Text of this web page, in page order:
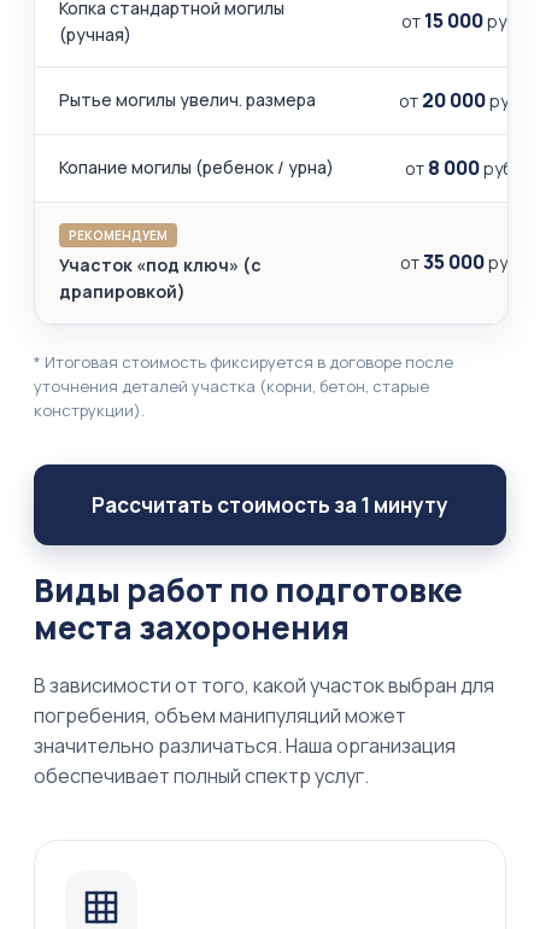
Копка стандартной могилы
(ручная)
от 15 000руб.
Рытье могилы увелич. размера от 20 000руб.
Копание могилы (ребенок / урна) от 8 000руб.
РЕКОМЕНДУЕМ
Участок «под ключ» (с
драпировкой)
от35 000руб.
* Итоговая стоимость фиксируется в договоре после
уточнения деталей участка (корни, бетон, старые
конструкции).
Рассчитать стоимость за 1 минуту
Виды работ по подготовке
места захоронения
В зависимости от того, какой участок выбран для
погребения, объем манипуляций может
значительно различаться. Наша организация
обеспечивает полный спектр услуг.